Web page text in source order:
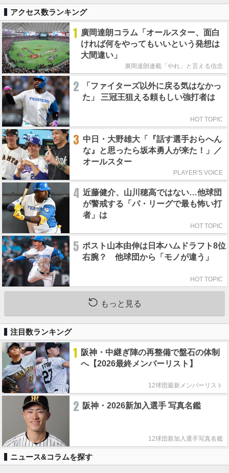
アクセス数ランキング
1 廣岡達朗コラム「オールスター、面白
ければ何をやってもいいという発想は
大間違い」
廣岡達朗連載「やれ」と言える信念
2
「ファイターズ以外に戻る気はなかっ
た」 三冠王狙える頼もしい強打者は
HOT TOPIC
3 中日・大野雄大「『話す選手おらへん
な』と思ったら坂本勇人が来た！」／
オールスター
PLAYER'S VOICE
4 近藤健介、山川穂高ではない…他球団
が警戒する「パ・リーグで最も怖い打
者」は
HOT TOPIC
5 ポスト山本由伸は日本ハムドラフト8位
右腕？ 他球団から「モノが違う」
HOT TOPIC
もっと見る
注目数ランキング
1 阪神・中継ぎ陣の再整備で盤石の体制
へ【2026最終メンバーリスト】
12球団最新メンバーリスト
2 阪神・2026新加入選手 写真名鑑
12球団新加入選手写真名鑑
ニュース&コラムを探す